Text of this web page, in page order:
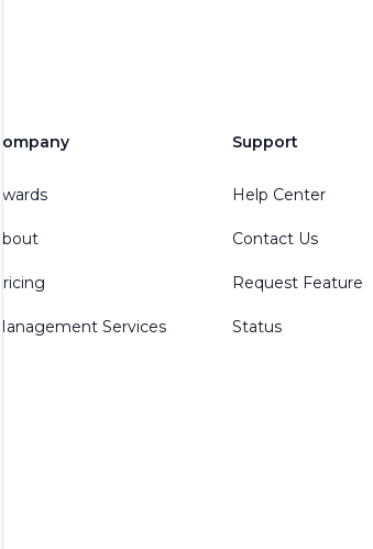
Company
Awards
About
Pricing
Management Services
Support
Help Center
Contact Us
Request Feature
Status